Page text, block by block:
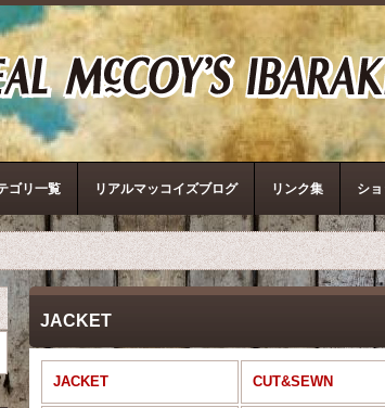
ゴリ一覧 リアルマッコイズブログ リンク集 シ
JACKET
JACKET CUT&SEWN